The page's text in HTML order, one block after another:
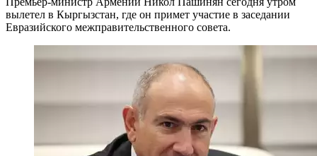
вылетел в Кыргызстан, где он примет участие в заседании
Евразийского межправительственного совета.